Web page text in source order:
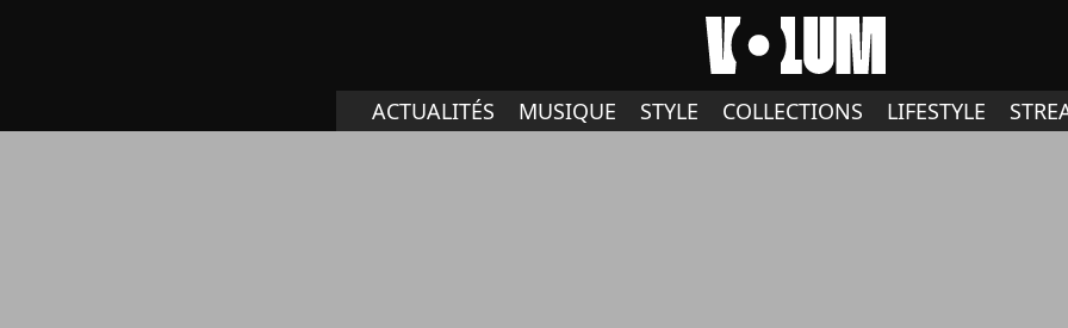
ACTUALITÉS MUSIQUE STYLE COLLECTIONS LIFESTYLE